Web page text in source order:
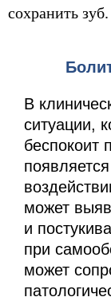
сохранить зуб.
В
ситуации,
беспокоит
может
и
при
может